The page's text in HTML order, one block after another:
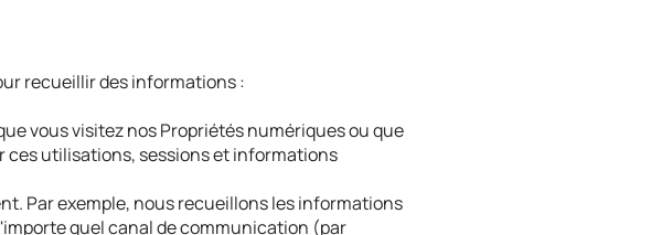
recueillir des informations :
vous visitez nos Propriétés numériques ou que
ces utilisations, sessions et informations
Par exemple, nous recueillons les informations
quel canal de communication (par